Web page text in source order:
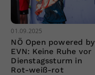
01.09.2025
NÖ Open powered by
EVN: Keine Ruhe vor
Dienstagssturm in
Rot-weiß-rot